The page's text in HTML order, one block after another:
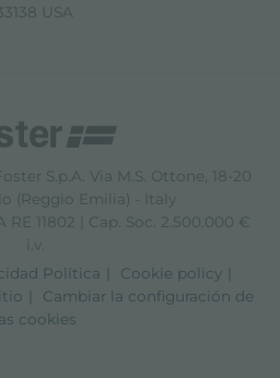
33138 USA
S.p.A. Via M.S. Ottone, 18-20
(Reggio Emilia) - Italy
RE 11802 | Cap. Soc. 2.500.000 €
i.v.
Política
Cookie policy
Cambiar la configuración de
las cookies